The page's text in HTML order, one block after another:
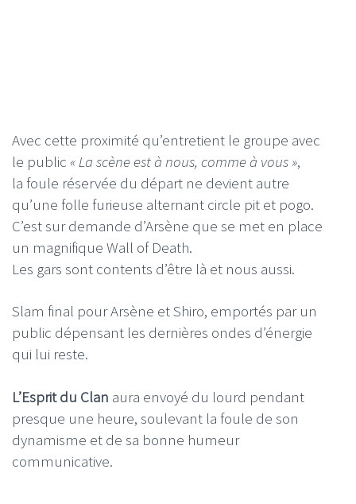
Avec cette proximité qu’entretient le groupe avec
le public « La scène est à nous, comme à vous »,
la foule réservée du départ ne devient autre
qu’une folle furieuse alternant circle pit et pogo.
C’est sur demande d’Arsène que se met en place
un magnifique Wall of Death.
Les gars sont contents d’être là et nous aussi.
Slam final pour Arsène et Shiro, emportés par un
public dépensant les dernières ondes d’énergie
qui lui reste.
L’Esprit du Clan aura envoyé du lourd pendant
presque une heure, soulevant la foule de son
dynamisme et de sa bonne humeur
communicative.